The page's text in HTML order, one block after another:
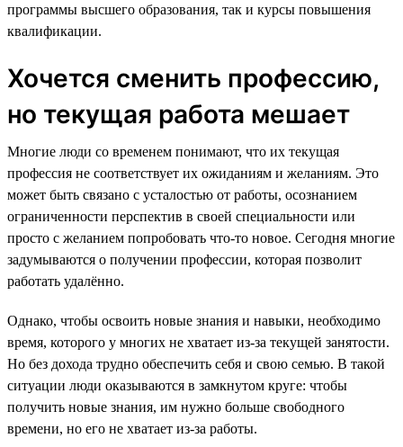
программы высшего образования, так и курсы повышения
квалификации.
Хочется сменить профессию,
но текущая работа мешает
Многие люди со временем понимают, что их текущая
профессия не соответствует их ожиданиям и желаниям. Это
может быть связано с усталостью от работы, осознанием
ограниченности перспектив в своей специальности или
просто с желанием попробовать что-то новое. Сегодня многие
задумываются о получении профессии, которая позволит
работать удалённо.
Однако, чтобы освоить новые знания и навыки, необходимо
время, которого у многих не хватает из-за текущей занятости.
Но без дохода трудно обеспечить себя и свою семью. В такой
ситуации люди оказываются в замкнутом круге: чтобы
получить новые знания, им нужно больше свободного
времени, но его не хватает из-за работы.